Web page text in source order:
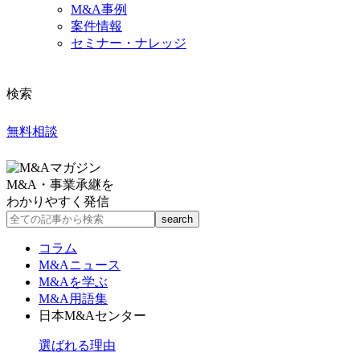
M&A事例
案件情報
セミナー・ナレッジ
検索
無料相談
M&A・事業承継を
わかりやすく発信
コラム
M&Aニュース
M&Aを学ぶ
M&A用語集
日本M&Aセンター
選ばれる理由